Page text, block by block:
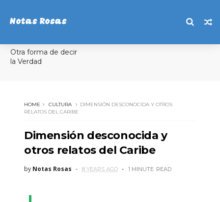
Notas Rosas
Otra forma de decir
la Verdad
HOME CULTURA
DIMENSIÓN DESCONOCIDA Y OTROS
RELATOS DEL CARIBE
Dimensión desconocida y
otros relatos del Caribe
by Notas Rosas 8 YEARS AGO 1 MINUTE READ